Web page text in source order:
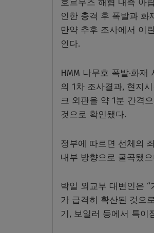
호르무즈 해협 내측 아
인한 충격 후 폭발과 화
만약 추후 조사에서 이
인다.
HMM 나무호 폭발·화
의 1차 조사결과, 현지
크 외판을 약 1분 간격
것으로 확인됐다.
정부에 따르면 선체의
내부 방향으로 굴곡됐
박일 외교부 대변인은
가 급격히 확산된 것으
기, 보일러 등에서 특이